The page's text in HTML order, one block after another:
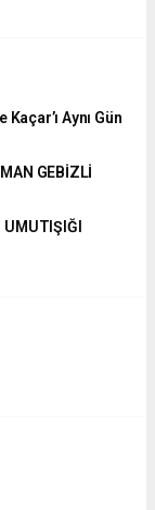
Aynı Gün
GEBİZLİ